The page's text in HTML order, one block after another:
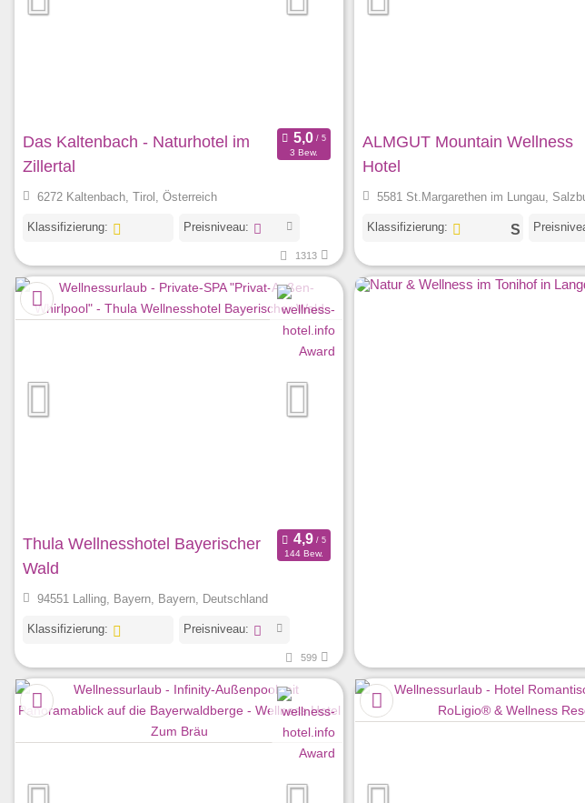
Das Kaltenbach - Naturhotel im
Zillertal
3 Bew.
6272 Kaltenbach, Tirol, Österreich
Klassifizierung: Preisniveau:
1313
ALMGUT Mountain Wellness
Hotel
5581 St.Margarethen im Lungau,
Klassifizierung:
Thula Wellnesshotel Bayerischer
Wald
144 Bew.
94551 Lalling, Bayern, Bayern, Deutschland
Klassifizierung: Preisniveau:
599